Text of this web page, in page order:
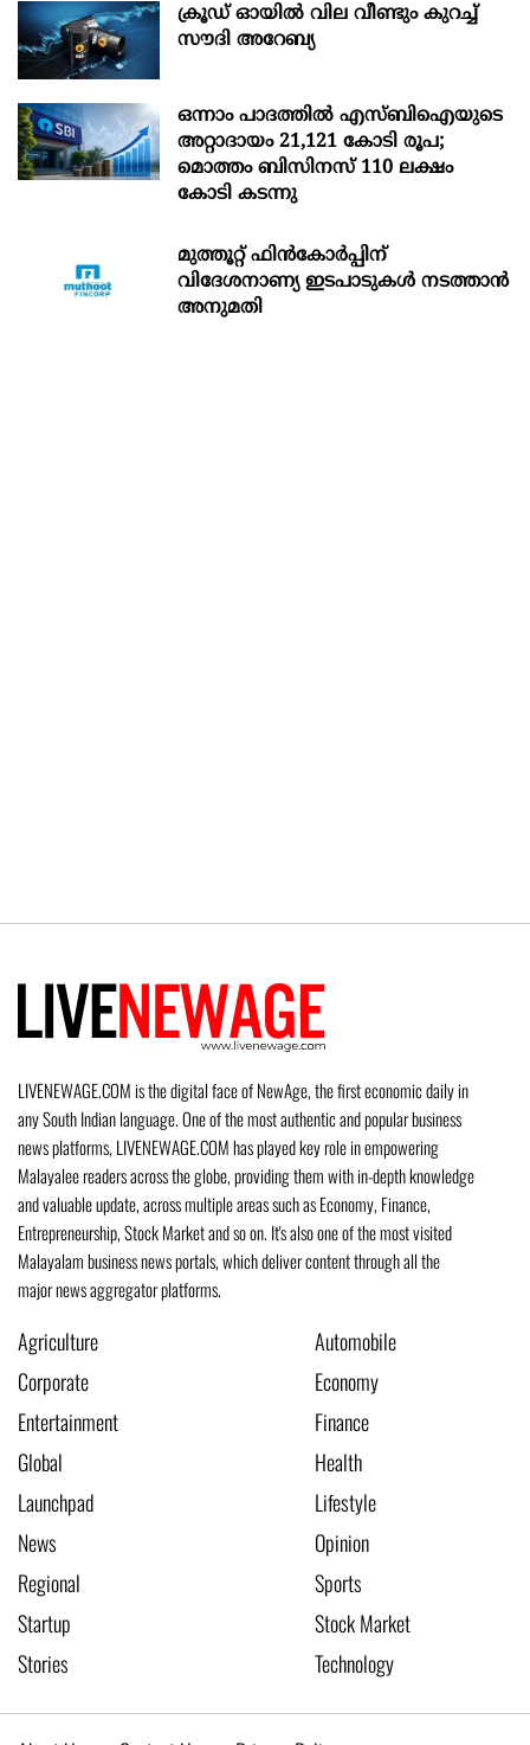
ക്രൂഡ് ഓയിൽ വില വീണ്ടും കുറച്ച്
സൗദി അറേബ്യ
ഒന്നാം പാദത്തിൽ എസ്ബിഐയുടെ
അറ്റാദായം 21,121 കോടി രൂപ;
മൊത്തം ബിസിനസ് 110 ലക്ഷം
കോടി കടന്നു
മുത്തൂറ്റ് ഫിൻകോർപ്പിന്
വിദേശനാണ്യ ഇടപാടുകൾ നടത്താൻ
അനുമതി
LIVENEWAGE.COM is the digital face of NewAge, the first economic daily in
any South Indian language. One of the most authentic and popular business
news platforms, LIVENEWAGE.COM has played key role in empowering
Malayalee readers across the globe, providing them with in-depth knowledge
and valuable update, across multiple areas such as Economy, Finance,
Entrepreneurship, Stock Market and so on. It's also one of the most visited
Malayalam business news portals, which deliver content through all the
major news aggregator platforms.
Agriculture
Automobile
Corporate
Economy
Entertainment
Finance
Global
Health
Launchpad
Lifestyle
News
Opinion
Regional
Sports
Startup
Stock Market
Stories
Technology